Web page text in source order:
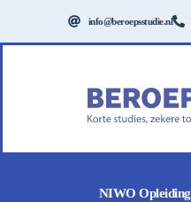
info@beroepsstudie.nl
NIWO Opleiding